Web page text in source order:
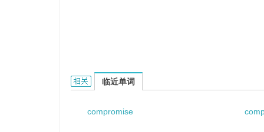
compromise contract的相关资料：
临近单词
compromise